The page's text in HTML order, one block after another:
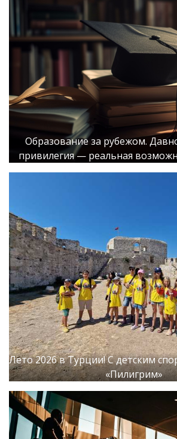
Образование за рубежом.
привилегия — реальная
Лето 2026 в Турции! С детским
«Пилигрим»